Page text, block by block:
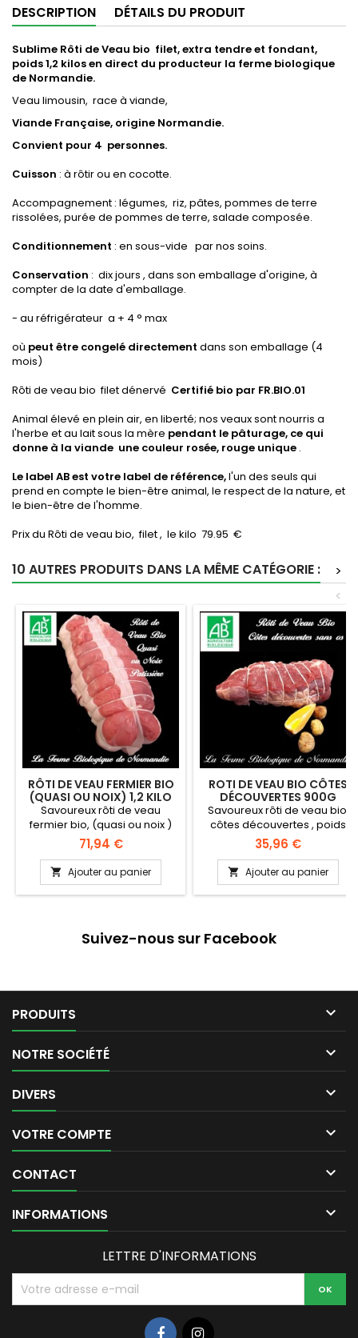
DESCRIPTION DÉTAILS DU PRODUIT
Sublime Rôti de Veau bio filet, extra tendre et fondant,
poids 1,2 kilos en direct du producteur la ferme biologique
de Normandie.
Veau limousin, race à viande,
Viande Française, origine Normandie.
Convient pour 4 personnes.
Cuisson : à rôtir ou en cocotte.
Accompagnement : légumes, riz, pâtes, pommes de terre
rissolées, purée de pommes de terre, salade composée.
Conditionnement : en sous-vide par nos soins.
Conservation : dix jours , dans son emballage d'origine, à
compter de la date d'emballage.
- au réfrigérateur a + 4 ° max
où peut être congelé directement dans son emballage (4
mois)
Rôti de veau bio filet dénervé Certifié bio par FR.BIO.01
Animal élevé en plein air, en liberté; nos veaux sont nourris a
l'herbe et au lait sous la mère pendant le pâturage, ce qui
donne à la viande une couleur rosée, rouge unique .
Le label AB est votre label de référence,l'un des seuls qui
prend en compte le bien-être animal, le respect de la nature, et
le bien-être de l'homme.
Prix du Rôti de veau bio, filet , le kilo 79.95 €
10 AUTRES PRODUITS DANS LA MÊME CATÉGORIE :
>
<
RÔTI DE VEAU FERMIER BIO
(QUASI OU NOIX) 1,2 KILO
Savoureux rôti de veau
fermier bio, (quasi ou noix )
poids 1,2 kilos , en direct du
producteur la ferme
biologique de Normandie
Viande origine France, région
Normandie Veau élevé sous
ses qualités bouchères. DLC :
Prix
71,94 €
 Ajouter au panier
ROTI DE VEAU BIO CÔTES
DÉCOUVERTES 900G
Savoureux rôti de veau bio,
côtes découvertes , poids
900g en direct du producteur
la Ferme Biologique de
Normandie
Prix
35,96 €
 Ajouter au panier
Suivez-nous sur Facebook
PRODUITS 
NOTRE SOCIÉTÉ 
DIVERS 
VOTRE COMPTE 
CONTACT 
INFORMATIONS 
LETTRE D'INFORMATIONS